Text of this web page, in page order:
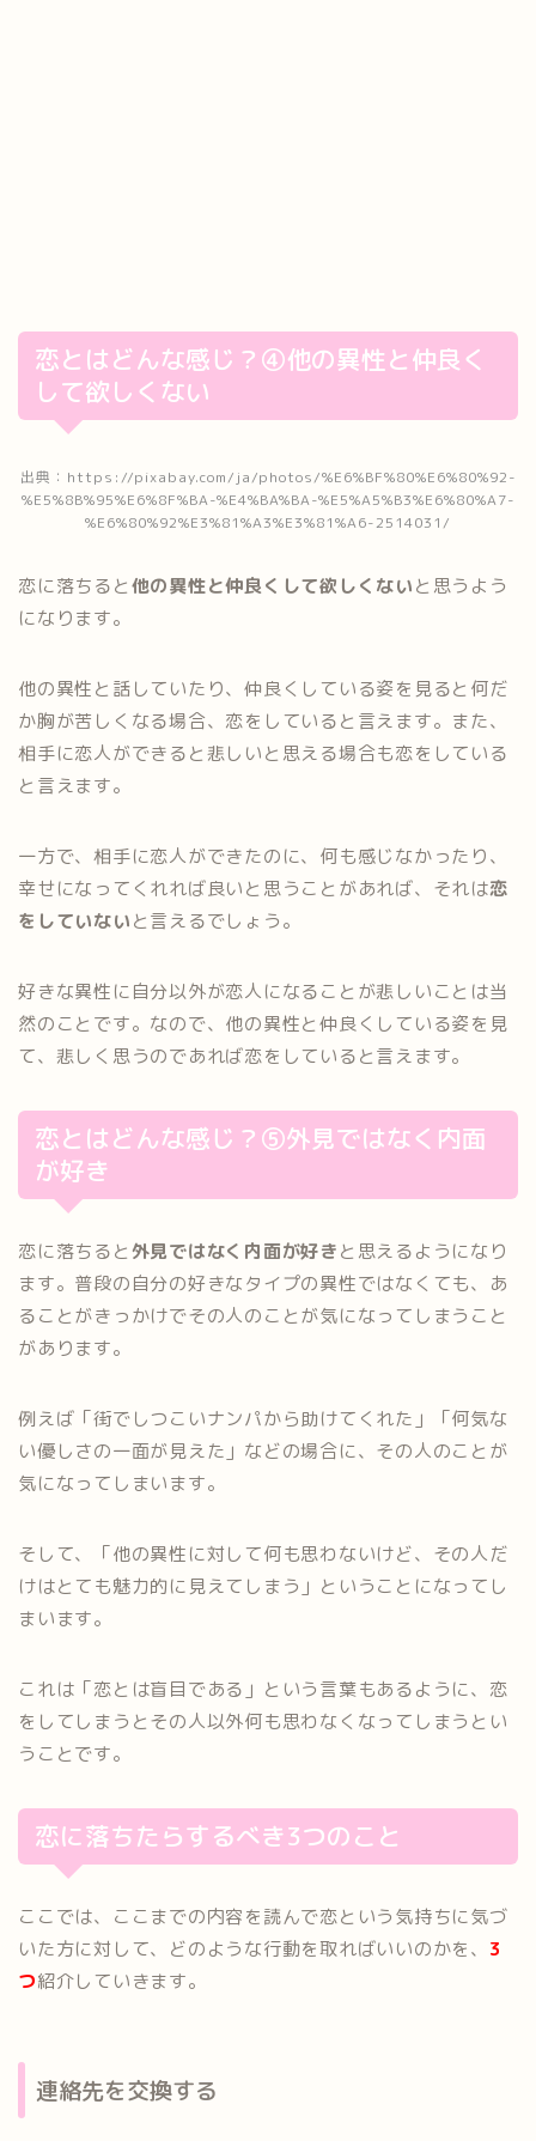
恋とはどんな感じ？④他の異性と仲良く
して欲しくない
出典：https://pixabay.com/ja/photos/%E6%BF%80%E6%80%92-
%E5%8B%95%E6%8F%BA-%E4%BA%BA-%E5%A5%B3%E6%80%A7-
%E6%80%92%E3%81%A3%E3%81%A6-2514031/
恋に落ちると他の異性と仲良くして欲しくないと思うよう
になります。
他の異性と話していたり、仲良くしている姿を見ると何だ
か胸が苦しくなる場合、恋をしていると言えます。また、
相手に恋人ができると悲しいと思える場合も恋をしている
と言えます。
一方で、相手に恋人ができたのに、何も感じなかったり、
幸せになってくれれば良いと思うことがあれば、それは恋
をしていないと言えるでしょう。
好きな異性に自分以外が恋人になることが悲しいことは当
然のことです。なので、他の異性と仲良くしている姿を見
て、悲しく思うのであれば恋をしていると言えます。
恋とはどんな感じ？⑤外見ではなく内面
が好き
恋に落ちると 外見ではなく内面が好きと思えるようになり
ます。普段の自分の好きなタイプの異性ではなくても、あ
ることがきっかけでその人のことが気になってしまうこと
があります。
例えば「街でしつこいナンパから助けてくれた」「何気な
い優しさの一面が見えた」などの場合に、その人のことが
気になってしまいます。
そして、「他の異性に対して何も思わないけど、その人だ
けはとても魅力的に見えてしまう」ということになってし
まいます。
これは「恋とは盲目である」という言葉もあるように、恋
をしてしまうとその人以外何も思わなくなってしまうとい
うことです。
恋に落ちたらするべき3つのこと
ここでは、ここまでの内容を読んで恋という気持ちに気づ
いた方に対して、どのような行動を取ればいいのかを、 3
つ紹介していきます。
連絡先を交換する